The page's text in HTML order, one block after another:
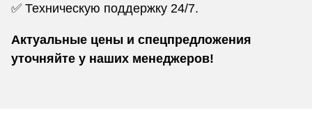
✅ Техническую поддержку 24/7.
Актуальные цены и спецпредложения
уточняйте у наших менеджеров!